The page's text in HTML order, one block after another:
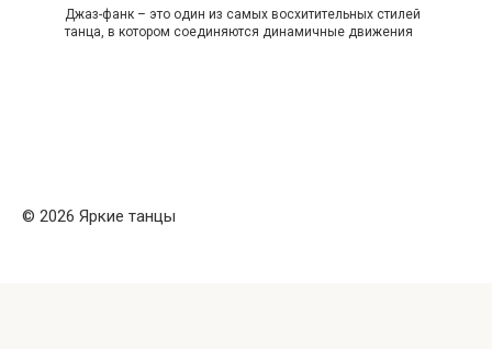
Джаз-фанк – это один из самых восхитительных стилей
танца, в котором соединяются динамичные движения
© 2026 Яркие танцы